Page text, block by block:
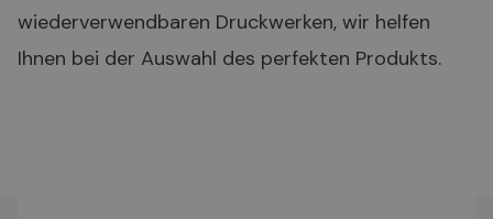
wiederverwendbaren Druckwerken, wir helfen
Ihnen bei der Auswahl des perfekten Produkts.